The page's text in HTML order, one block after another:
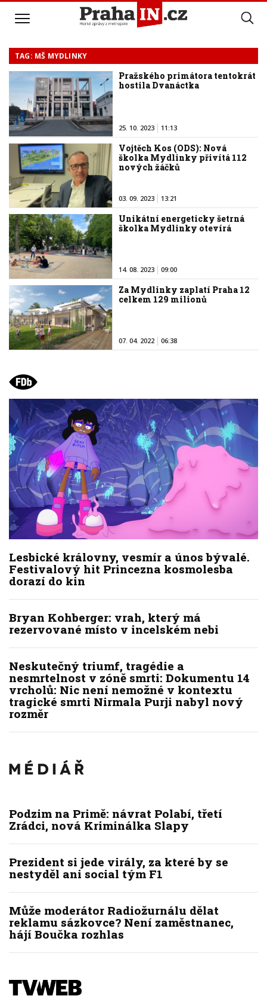
TAG: MŠ MYDLINKY
Pražského primátora tentokrát
hostila Dvanáctka
25. 10. 2023 11:13
Vojtěch Kos (ODS): Nová
školka Mydlinky přivítá 112
nových žáčků
03. 09. 2023 13:21
Unikátní energeticky šetrná
školka Mydlinky otevírá
14. 08. 2023 09:00
Za Mydlinky zaplatí Praha 12
celkem 129 milionů
07. 04. 2022 06:38
Lesbické královny, vesmír a únos bývalé.
Festivalový hit Princezna kosmolesba
dorazí do kin
Bryan Kohberger: vrah, který má
rezervované místo v incelském nebi
Neskutečný triumf, tragédie a
nesmrtelnost v zóně smrti: Dokumentu 14
vrcholů: Nic není nemožné v kontextu
tragické smrti Nirmala Purji nabyl nový
rozměr
Podzim na Primě: návrat Polabí, třetí
Zrádci, nová Kriminálka Slapy
Prezident si jede virály, za které by se
nestyděl ani social tým F1
Může moderátor Radiožurnálu dělat
reklamu sázkovce? Není zaměstnanec,
hájí Boučka rozhlas